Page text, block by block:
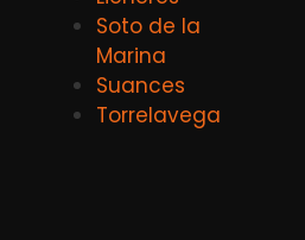
Soto de la
Marina
Suances
Torrelavega